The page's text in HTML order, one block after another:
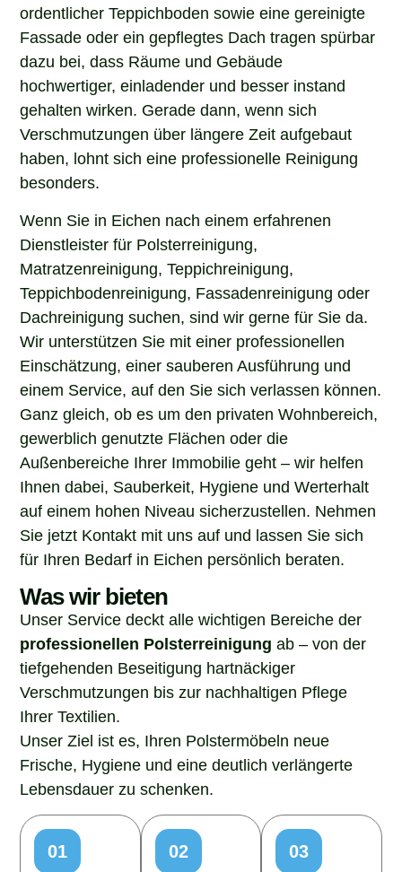
ordentlicher Teppichboden sowie eine gereinigte
Fassade oder ein gepflegtes Dach tragen spürbar
dazu bei, dass Räume und Gebäude
hochwertiger, einladender und besser instand
gehalten wirken. Gerade dann, wenn sich
Verschmutzungen über längere Zeit aufgebaut
haben, lohnt sich eine professionelle Reinigung
besonders.
Wenn Sie in Eichen nach einem erfahrenen
Dienstleister für Polsterreinigung,
Matratzenreinigung, Teppichreinigung,
Teppichbodenreinigung, Fassadenreinigung oder
Dachreinigung suchen, sind wir gerne für Sie da.
Wir unterstützen Sie mit einer professionellen
Einschätzung, einer sauberen Ausführung und
einem Service, auf den Sie sich verlassen können.
Ganz gleich, ob es um den privaten Wohnbereich,
gewerblich genutzte Flächen oder die
Außenbereiche Ihrer Immobilie geht – wir helfen
Ihnen dabei, Sauberkeit, Hygiene und Werterhalt
auf einem hohen Niveau sicherzustellen. Nehmen
Sie jetzt Kontakt mit uns auf und lassen Sie sich
für Ihren Bedarf in Eichen persönlich beraten.
Was wir bieten
Unser Service deckt alle wichtigen Bereiche der
professionellen Polsterreinigung ab – von der
tiefgehenden Beseitigung hartnäckiger
Verschmutzungen bis zur nachhaltigen Pflege
Ihrer Textilien.
Unser Ziel ist es, Ihren Polstermöbeln neue
Frische, Hygiene und eine deutlich verlängerte
Lebensdauer zu schenken.
01
02
03